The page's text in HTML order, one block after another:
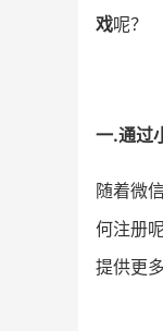
戏呢？
一.通过
随着微
何注册
提供更